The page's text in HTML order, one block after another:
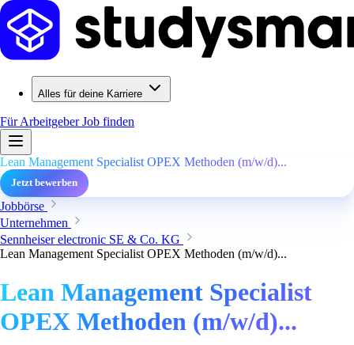
Alles für deine Karriere
Für ArbeitgeberJob finden
Lean Management Specialist OPEX Methoden (m/w/d)...
Jetzt bewerben
Jobbörse
Unternehmen
Sennheiser electronic SE & Co. KG
Lean Management Specialist OPEX Methoden (m/w/d)...
Lean Management Specialist
OPEX Methoden (m/w/d)...